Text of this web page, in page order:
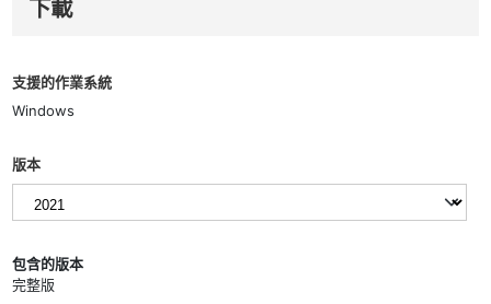
下載
支援的作業系統
Windows
版本
包含的版本
完整版